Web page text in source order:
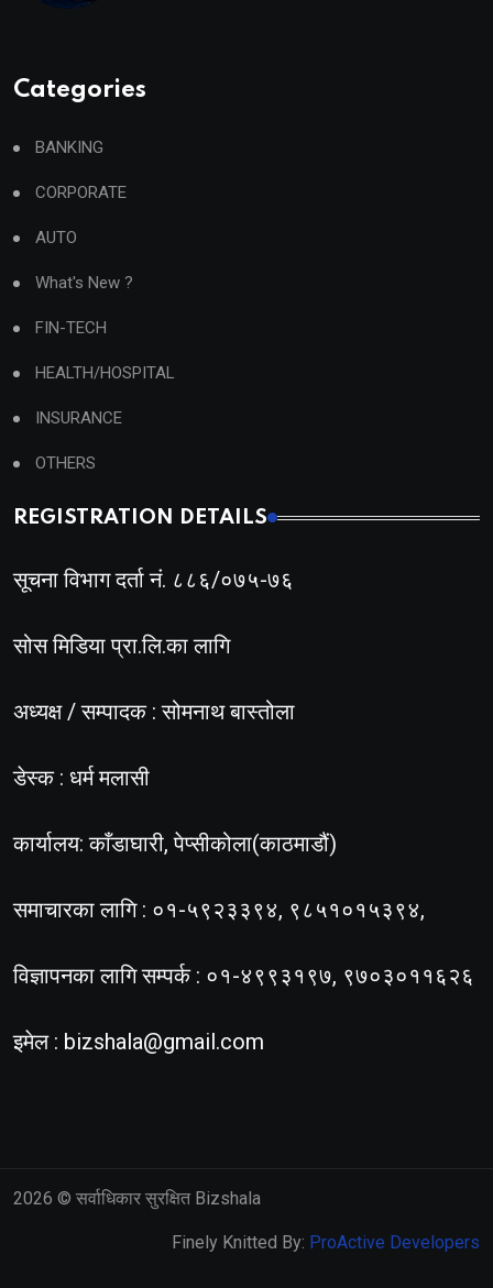
Categories
BANKING
CORPORATE
AUTO
What's New ?
FIN-TECH
HEALTH/HOSPITAL
INSURANCE
OTHERS
REGISTRATION DETAILS
सूचना विभाग दर्ता नं. ८८६/०७५-७६
सोस मिडिया प्रा.लि.का लागि
अध्यक्ष / सम्पादक : सोमनाथ बास्तोला
डेस्क : धर्म मलासी
कार्यालय: काँडाघारी, पेप्सीकोला(काठमाडौं)
समाचारका लागि : ०१-५९२३३९४, ९८५१०१५३९४,
विज्ञापनका लागि सम्पर्क : ०१-४९९३१९७, ९७०३०११६२६
इमेल : bizshala@gmail.com
2026 © सर्वाधिकार सुरक्षित Bizshala
Finely Knitted By: ProActive Developers